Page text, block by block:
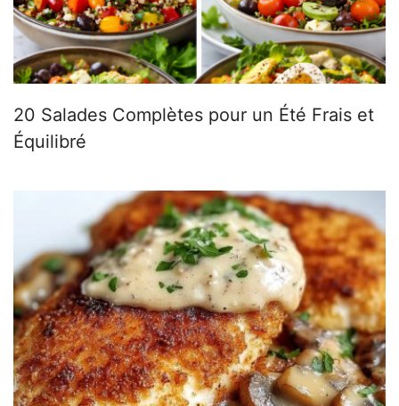
20 Salades Complètes pour un Été Frais et
Équilibré